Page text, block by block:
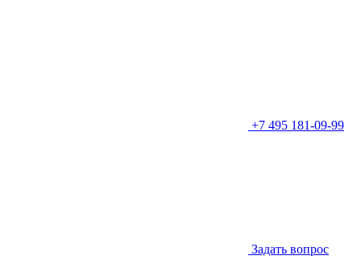
+7 495 181-09-99
Задать вопрос